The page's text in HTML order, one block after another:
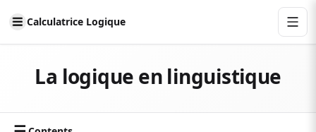
Calculatrice Logique
La logique en linguistique